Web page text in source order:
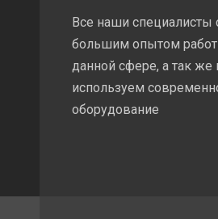
Все наши специалисты
большим опытом
данной сфере, а так
используем
оборудование